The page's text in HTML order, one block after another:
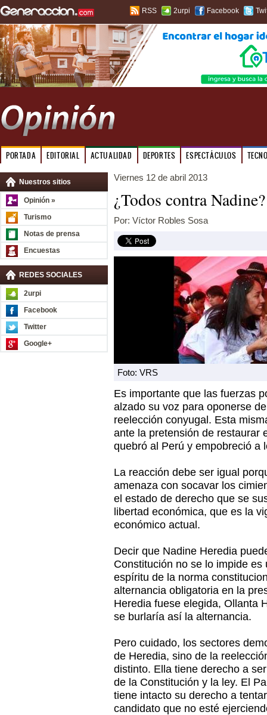
RSS 2urpi Facebook
PORTADA EDITORIAL ACTUALIDAD DEPORTES ESPECTÁCULOS
Nuestros sitios
Opinión »
Turismo
Notas de prensa
Encuestas
REDES SOCIALES
2urpi
Facebook
Twitter
Google+
Viernes 12 de abril 2013
¿Todos contra Nadine?
Por: Víctor Robles Sosa
Foto: VRS
Es importante que las fuerzas
alzado su voz para oponerse
reelección conyugal. Esta
ante la pretensión de restaurar
quebró al Perú y empobreció a
La reacción debe ser igual
amenaza con socavar los
el estado de derecho que se
libertad económica, que es la
económico actual.
Decir que Nadine Heredia
Constitución no se lo impide
espíritu de la norma
alternancia obligatoria en la
Heredia fuese elegida, Ollanta
se burlaría así la alternancia.
Pero cuidado, los sectores
de Heredia, sino de la
distinto. Ella tiene derecho a
de la Constitución y la ley. El
tiene intacto su derecho a
candidato que no esté